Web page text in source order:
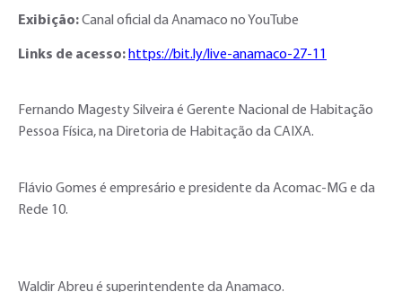
Exibição:Canal oficial da Anamaco no YouTube
Links de acesso: https://bit.ly/live-anamaco-27-11
Fernando Magesty Silveira é Gerente Nacional de Habitação
Pessoa Física, na Diretoria de Habitação da CAIXA.
Flávio Gomes é empresário e presidente da Acomac-MG e da
Rede 10.
Waldir Abreu é superintendente da Anamaco.